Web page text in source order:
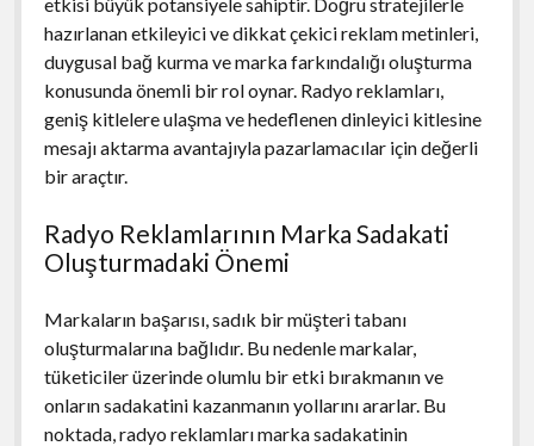
hazırlanan etkileyici ve dikkat çekici reklam metinleri,
duygusal bağ kurma ve marka farkındalığı oluşturma
konusunda önemli bir rol oynar. Radyo reklamları,
geniş kitlelere ulaşma ve hedeflenen dinleyici kitlesine
mesajı aktarma avantajıyla pazarlamacılar için değerli
bir araçtır.
Radyo Reklamlarının Marka Sadakati
Oluşturmadaki Önemi
Markaların başarısı, sadık bir müşteri tabanı
oluşturmalarına bağlıdır. Bu nedenle markalar,
tüketiciler üzerinde olumlu bir etki bırakmanın ve
onların sadakatini kazanmanın yollarını ararlar. Bu
noktada, radyo reklamları marka sadakatinin